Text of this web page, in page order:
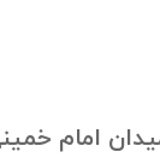
امام